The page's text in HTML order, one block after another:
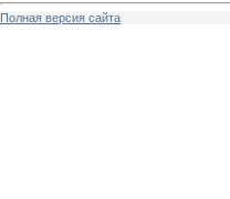
Полная версия сайта